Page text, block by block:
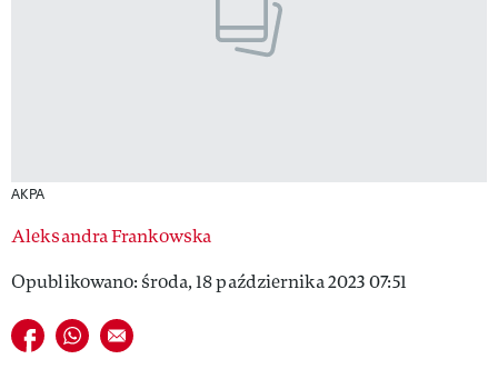
AKPA
Aleksandra Frankowska
Opublikowano: środa, 18 października 2023 07:51
Udostępnij na facebook
Udostępnij na whatsapp
E-mail do przyjaciela